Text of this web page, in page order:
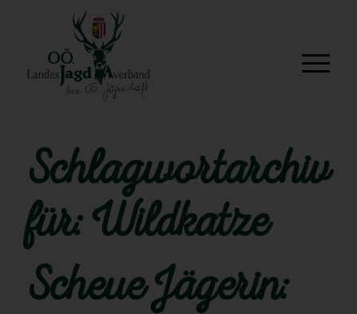
Schlagwortarchiv
für: Wildkatze
Scheue Jägerin: